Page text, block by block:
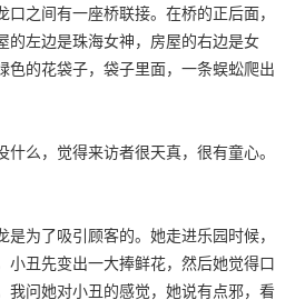
之间有一座桥联接。在桥的正后面，
的左边是珠海女神，房屋的右边是女
色的花袋子，袋子里面，一条蜈蚣爬出
么，觉得来访者很天真，很有童心。
为了吸引顾客的。她走进乐园时候，
小丑先变出一大捧鲜花，然后她觉得口
我问她对小丑的感觉，她说有点邪，看